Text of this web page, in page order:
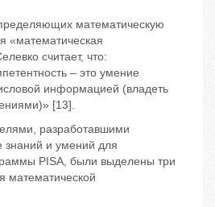
математическую
«математическая
считает, что:
– это умение
информацией (владеть
[13].
разработавшими
знаний и умений для
PISA, были выделены три
математической